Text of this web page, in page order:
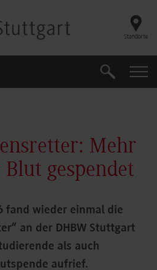
Standorte
Suche
Mehr
gespendet
fand wieder einmal die
an der DHBW Stuttgart
als auch
aufrief.